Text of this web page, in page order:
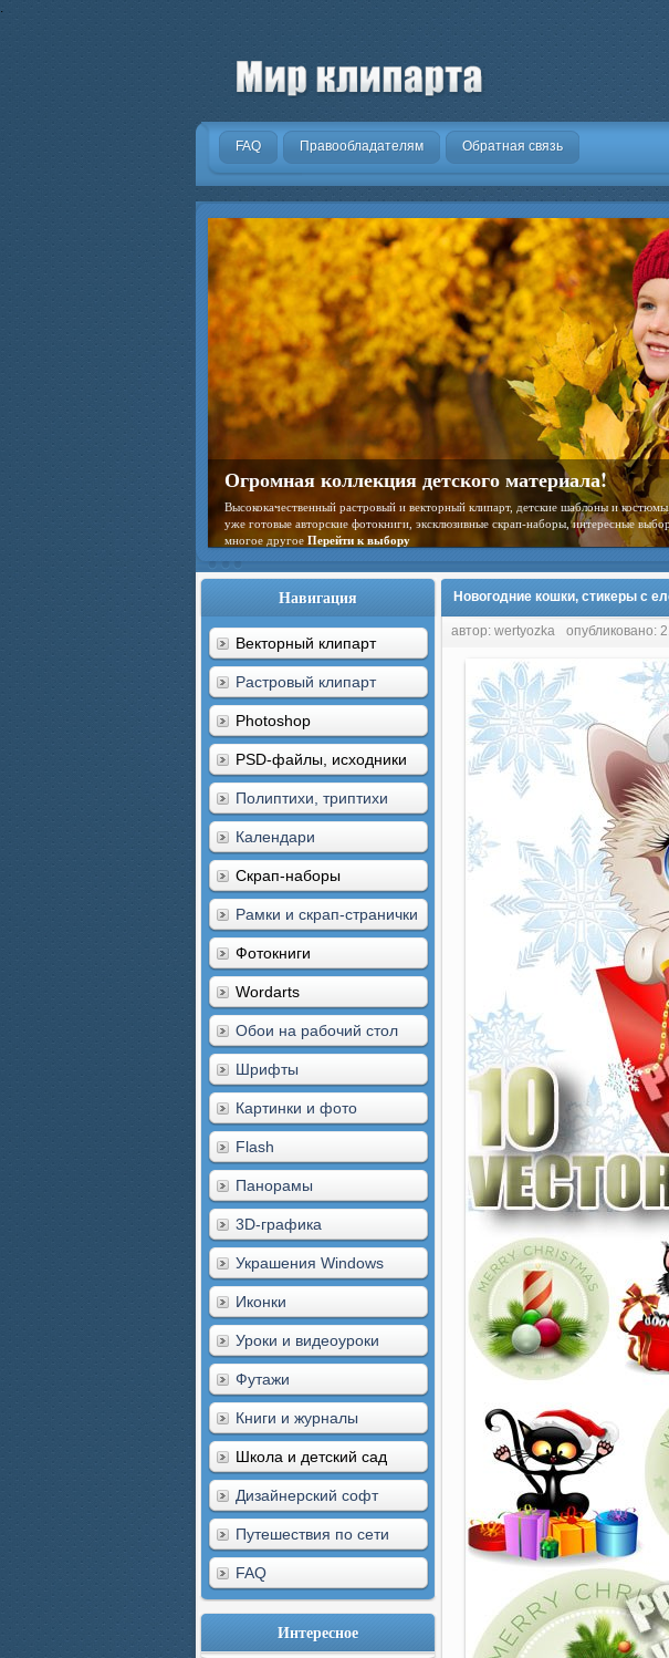
.
FAQ Правообладателям Обратная связь
Огромная коллекция детского материала!
Высококачественный растровый и векторный клипарт, детские шаблоны и
уже готовые авторские фотокниги, эксклюзивные скрап-наборы, интересные
многое другое Перейти к выбору
Навигация
Векторный клипарт
Растровый клипарт
Photoshop
PSD-файлы, исходники
Полиптихи, триптихи
Календари
Скрап-наборы
Рамки и скрап-странички
Фотокниги
Wordarts
Обои на рабочий стол
Шрифты
Картинки и фото
Flash
Панорамы
3D-графика
Украшения Windows
Иконки
Уроки и видеоуроки
Футажи
Книги и журналы
Школа и детский сад
Дизайнерский софт
Путешествия по сети
FAQ
Интересное
Новогодние кошки, стикеры с
автор: wertyozka опубликовано: